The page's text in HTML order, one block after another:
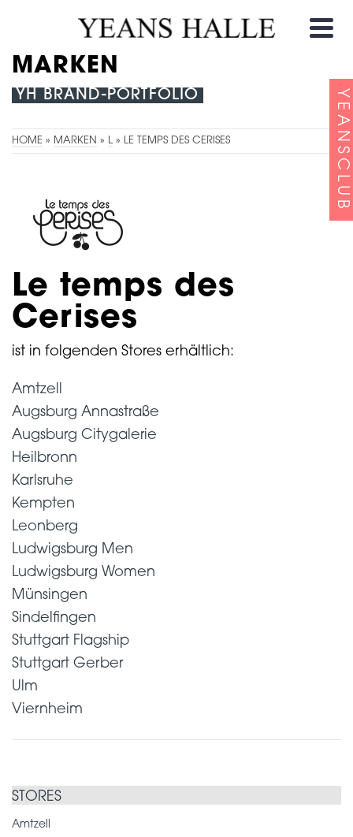
MARKEN
YH BRAND-PORTFOLIO
HOME » MARKEN » L » LE TEMPS DES CERISES
Le temps des
Cerises
ist in folgenden Stores erhältlich:
Amtzell
Augsburg Annastraße
Augsburg Citygalerie
Heilbronn
Karlsruhe
Kempten
Leonberg
Ludwigsburg Men
Ludwigsburg Women
Münsingen
Sindelfingen
Stuttgart Flagship
Stuttgart Gerber
Ulm
Viernheim
STORES
Amtzell
YEANSCLUB